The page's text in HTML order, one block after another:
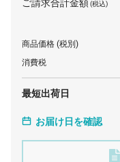
ご請求合計金額(税込)
商品価格 (税別)
消費税
最短出荷日
お届け日を確認